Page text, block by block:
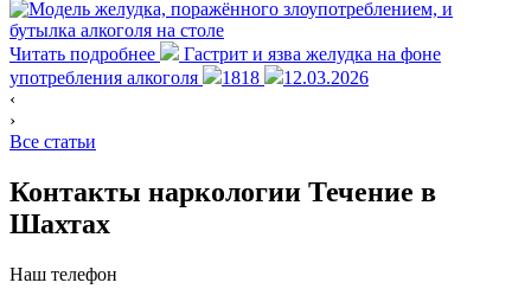
Читать подробнее
Гастрит и язва желудка на фоне
употребления алкоголя
1818
12.03.2026
‹
›
Все статьи
Контакты наркологии Течение в
Шахтах
Наш телефон